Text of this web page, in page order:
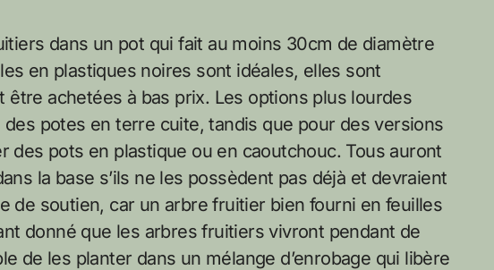
dans un pot qui fait au moins 30cm de diamètre
en plastiques noires sont idéales, elles sont
achetées à bas prix. Les options plus lourdes
potes en terre cuite, tandis que pour des versions
des pots en plastique ou en caoutchouc. Tous auront
la base s’ils ne les possèdent pas déjà et devraient
de soutien, car un arbre fruitier bien fourni en feuilles
donné que les arbres fruitiers vivront pendant de
de les planter dans un mélange d’enrobage qui libère